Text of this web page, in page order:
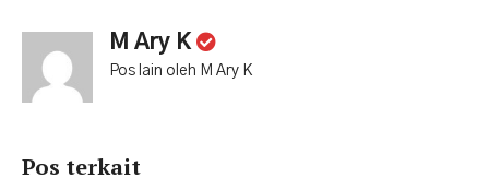
M Ary K
Pos lain oleh M Ary K
Pos terkait